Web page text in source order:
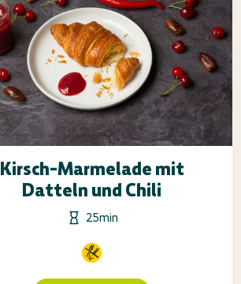
Kirsch-Marmelade mit
Datteln und Chili
25min